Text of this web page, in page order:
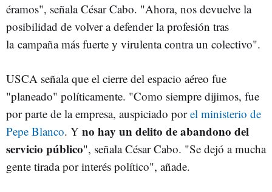
éramos", señala César Cabo. "Ahora, nos devuelve la
posibilidad de volver a defender la profesión tras
la campaña más fuerte y virulenta contra un colectivo".
USCA señala que el cierre del espacio aéreo fue
"planeado" políticamente. "Como siempre dijimos, fue
por parte de la empresa, auspiciado porel ministerio de
Pepe Blanco. Y no hay un delito de abandono del
servicio público", señala César Cabo. "Se dejó a mucha
gente tirada por interés político", añade.